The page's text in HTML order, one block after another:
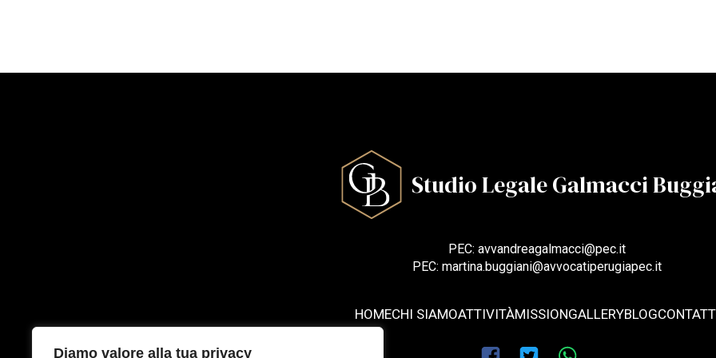
Diamo valore alla tua privacy
Studio Legale Galmacci
PEC: avvandreagalmacci@pec.it
PEC: martina.buggiani@avvocatiperugiapec.it
HOMECHI SIAMOATTIVITÀMISSIONGALLERYBLOG